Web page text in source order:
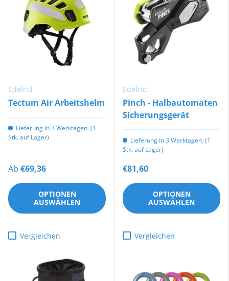
Edelrid
Tectum Air Arbeitshelm
Lieferung in 3 Werktagen. (1
Stk. auf Lager)
Ab €69,36
OPTIONEN
AUSWÄHLEN
Edelrid
Pinch - Halbautomaten
Sicherungsgerät
Lieferung in 3 Werktagen. (1
Stk. auf Lager)
€81,60
OPTIONEN
AUSWÄHLEN
Vergleichen Vergleichen